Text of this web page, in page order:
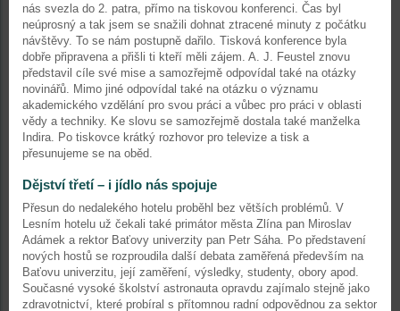
nás svezla do 2. patra, přímo na tiskovou konferenci. Čas byl
neúprosný a tak jsem se snažili dohnat ztracené minuty z počátku
návštěvy. To se nám postupně dařilo. Tisková konference byla
dobře připravena a přišli ti kteří měli zájem. A. J. Feustel znovu
představil cíle své mise a samozřejmě odpovídal také na otázky
novinářů. Mimo jiné odpovídal také na otázku o významu
akademického vzdělání pro svou práci a vůbec pro práci v oblasti
vědy a techniky. Ke slovu se samozřejmě dostala také manželka
Indira. Po tiskovce krátký rozhovor pro televize a tisk a
přesunujeme se na oběd.
Dějství třetí – i jídlo nás spojuje
Přesun do nedalekého hotelu proběhl bez větších problémů. V
Lesním hotelu už čekali také primátor města Zlína pan Miroslav
Adámek a rektor Baťovy univerzity pan Petr Sáha. Po představení
nových hostů se rozproudila další debata zaměřená především na
Baťovu univerzitu, její zaměření, výsledky, studenty, obory apod.
Současné vysoké školství astronauta opravdu zajímalo stejně jako
zdravotnictví, které probíral s přítomnou radní odpovědnou za sektor